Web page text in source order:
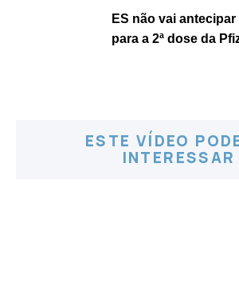
ES não vai
para a 2ª dose da
ESTE VÍDEO
INTERESSAR